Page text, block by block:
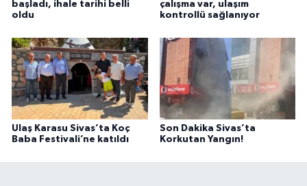
başladı, ihale tarihi belli
oldu
çalışma var, ulaşım
kontrollü sağlanıyor
Ulaş Karasu Sivas’ta Koç
Baba Festivali’ne katıldı
Son Dakika Sivas’ta
Korkutan Yangın!